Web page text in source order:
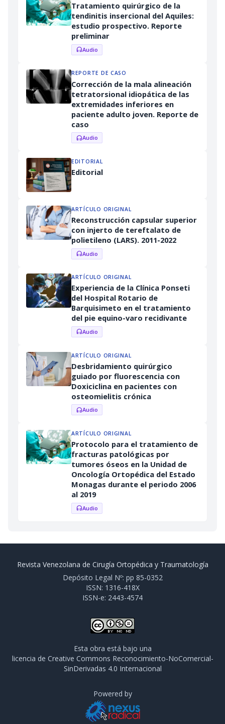
Tratamiento quirúrgico de la
tendinitis insercional del Aquiles:
estudio prospectivo. Reporte
preliminar
headphonesAudio
REPORTE DE CASO
Corrección de la mala alineación
tetratorsional idiopática de las
extremidades inferiores en
paciente adulto joven. Reporte de
caso
headphonesAudio
EDITORIAL
Editorial
ARTÍCULO ORIGINAL
Reconstrucción capsular superior
con injerto de tereftalato de
polietileno (LARS). 2011-2022
headphonesAudio
ARTÍCULO ORIGINAL
Experiencia de la Clínica Ponseti
del Hospital Rotario de
Barquisimeto en el tratamiento
del pie equino-varo recidivante
headphonesAudio
ARTÍCULO ORIGINAL
Desbridamiento quirúrgico
guiado por fluorescencia con
Doxiciclina en pacientes con
osteomielitis crónica
headphonesAudio
ARTÍCULO ORIGINAL
Protocolo para el tratamiento de
fracturas patológicas por
tumores óseos en la Unidad de
Oncología Ortopédica del Estado
Monagas durante el periodo 2006
al 2019
headphonesAudio
Revista Venezolana de Cirugía Ortopédica y Traumatología
Depósito Legal Nº: pp 85-0352
ISSN: 1316-418X
ISSN-e: 2443-4574
Esta obra está bajo una
licencia de Creative Commons Reconocimiento-NoComercial-
SinDerivadas 4.0 Internacional
Powered by